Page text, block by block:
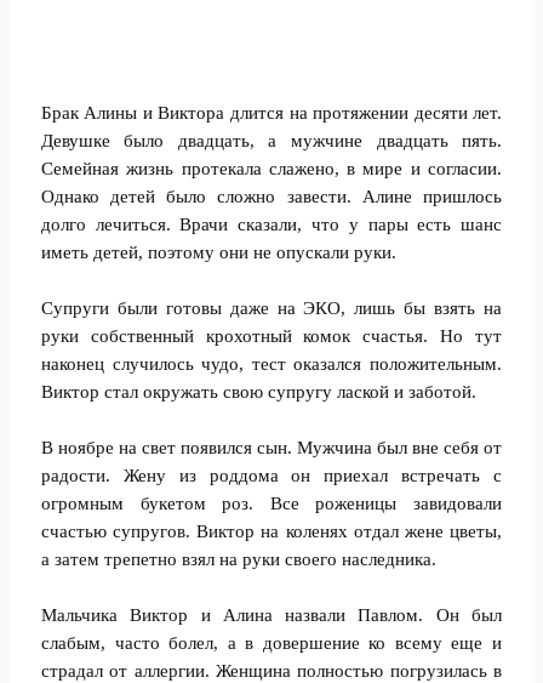
Брак Алины и Виктора длится на протяжении десяти лет.
Девушке было двадцать, а мужчине двадцать пять.
Семейная жизнь протекала слажено, в мире и согласии.
Однако детей было сложно завести. Алине пришлось
долго лечиться. Врачи сказали, что у пары есть шанс
иметь детей, поэтому они не опускали руки.
Супруги были готовы даже на ЭКО, лишь бы взять на
руки собственный крохотный комок счастья. Но тут
наконец случилось чудо, тест оказался положительным.
Виктор стал окружать свою супругу лаской и заботой.
В ноябре на свет появился сын. Мужчина был вне себя от
радости. Жену из роддома он приехал встречать с
огромным букетом роз. Все роженицы завидовали
счастью супругов. Виктор на коленях отдал жене цветы,
а затем трепетно взял на руки своего наследника.
Мальчика Виктор и Алина назвали Павлом. Он был
слабым, часто болел, а в довершение ко всему еще и
страдал от аллергии. Женщина полностью погрузилась в